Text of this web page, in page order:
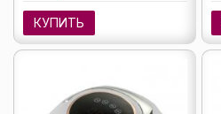
КУПИТЬ